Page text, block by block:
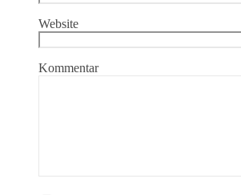
Website
Kommentar